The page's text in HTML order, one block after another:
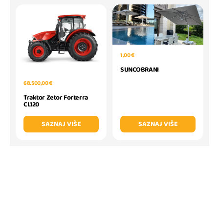
68.500,00 €
Traktor Zetor Forterra
CL120
SAZNAJ VIŠE
1,00 €
SUNCOBRANI
SAZNAJ VIŠE